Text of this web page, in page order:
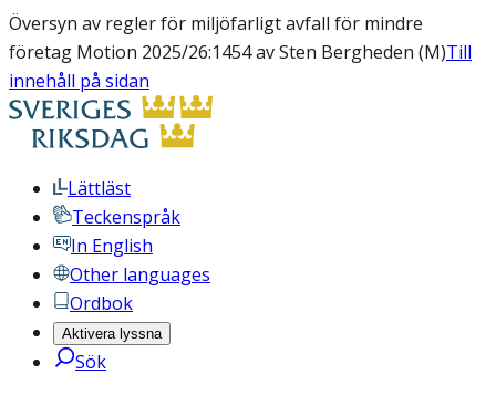
Översyn av regler för miljöfarligt avfall för mindre
företag Motion 2025/26:1454 av Sten Bergheden (M)Till
innehåll på sidan
Lättläst
Teckenspråk
In English
Other languages
Ordbok
Aktivera lyssna
Sök